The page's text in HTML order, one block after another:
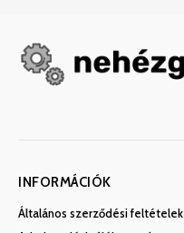
INFORMÁCIÓK
Általános szerződési feltételek